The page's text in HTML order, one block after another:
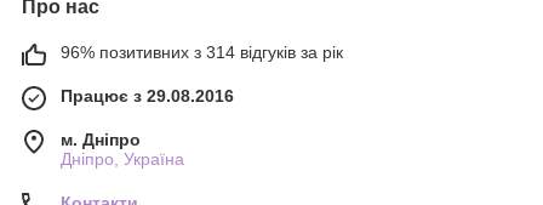
Про нас
96% позитивних з 314 відгуків за рік
Працює з 29.08.2016
м. Дніпро
Дніпро, Україна